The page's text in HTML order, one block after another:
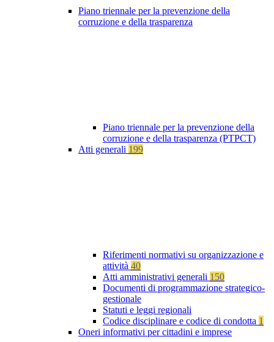
Piano triennale per la prevenzione della
corruzione e della trasparenza
Piano triennale per la prevenzione della
corruzione e della trasparenza (PTPCT)
Atti generali 199
Riferimenti normativi su organizzazione e
attività 40
Atti amministrativi generali 150
Documenti di programmazione strategico-
gestionale
Statuti e leggi regionali
Codice disciplinare e codice di condotta 1
Oneri informativi per cittadini e imprese